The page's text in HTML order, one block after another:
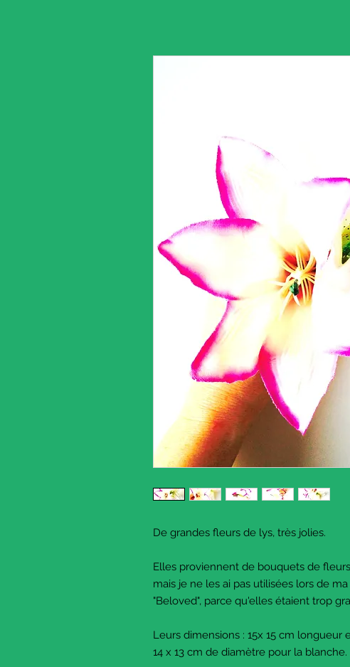
De grandes fleurs de lys, très jolies.
Elles proviennent de bouquets de
mais je ne les ai pas utilisées lors de
"Beloved", parce qu'elles étaient trop
Leurs dimensions : 15x 15 cm longueur
14 x 13 cm de diamètre pour la blanche.